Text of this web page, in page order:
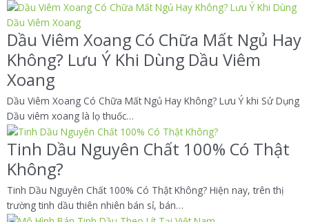
Dầu Viêm Xoang Có Chữa Mất Ngủ Hay
Không? Lưu Ý Khi Dùng Dầu Viêm
Xoang
Dầu Viêm Xoang Có Chữa Mất Ngủ Hay Không? Lưu Ý khi Sử Dụng
Dầu viêm xoang là lọ thuốc…
Tinh Dầu Nguyên Chất 100% Có Thật
Không?
Tinh Dầu Nguyên Chất 100% Có Thật Không? Hiện nay, trên thị
trường tinh dầu thiên nhiên bán sỉ, bán…